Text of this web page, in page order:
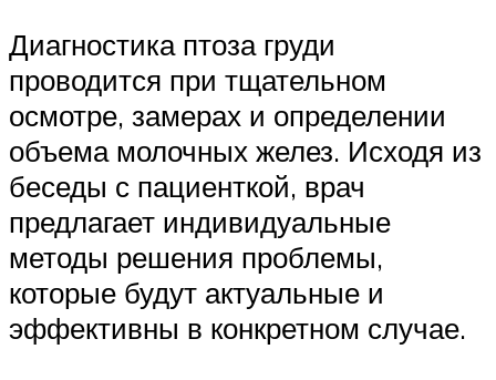
Диагностика птоза груди
проводится при тщательном
осмотре, замерах и определении
объема молочных желез. Исходя из
беседы с пациенткой, врач
предлагает индивидуальные
методы решения проблемы,
которые будут актуальные и
эффективны в конкретном случае.